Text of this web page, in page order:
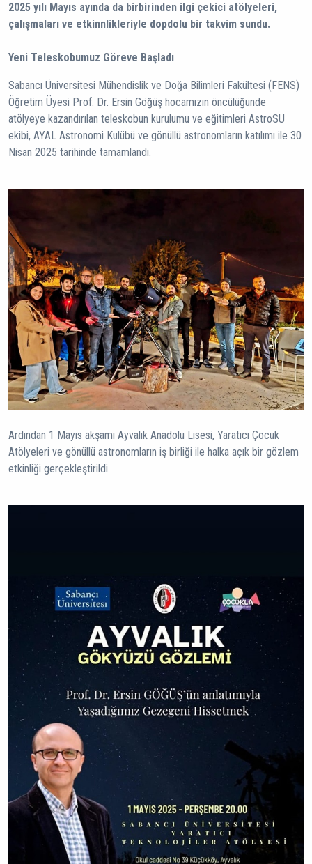
2025 yılı Mayıs ayında da birbirinden ilgi çekici atölyeleri,
çalışmaları ve etkinnlikleriyle dopdolu bir takvim sundu.
Yeni Teleskobumuz Göreve Başladı
Sabancı Üniversitesi Mühendislik ve Doğa Bilimleri Fakültesi (FENS)
Öğretim Üyesi Prof. Dr. Ersin Göğüş hocamızın öncülüğünde
atölyeye kazandırılan teleskobun kurulumu ve eğitimleri AstroSU
ekibi, AYAL Astronomi Kulübü ve gönüllü astronomların katılımı ile 30
Nisan 2025 tarihinde tamamlandı.
Ardından 1 Mayıs akşamı Ayvalık Anadolu Lisesi, Yaratıcı Çocuk
Atölyeleri ve gönüllü astronomların iş birliği ile halka açık bir gözlem
etkinliği gerçekleştirildi.